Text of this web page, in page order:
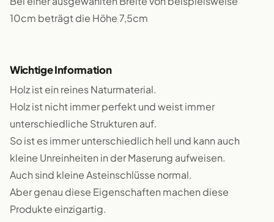
10cm beträgt die Höhe 7,5cm
Wichtige Information
Holz ist ein reines Naturmaterial.
Holz ist nicht immer perfekt und weist immer
unterschiedliche Strukturen auf.
So ist es immer unterschiedlich hell und kann auch
kleine Unreinheiten in der Maserung aufweisen.
Auch sind kleine Asteinschlüsse normal.
Aber genau diese Eigenschaften machen diese
Produkte einzigartig.